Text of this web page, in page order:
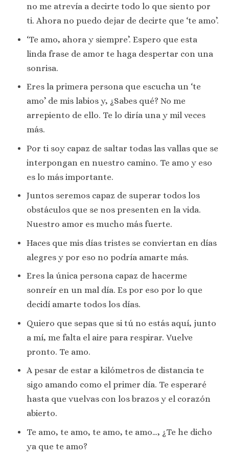
no me atrevía a decirte todo lo que siento por
ti. Ahora no puedo dejar de decirte que ‘te amo’.
‘Te amo, ahora y siempre’. Espero que esta
linda frase de amor te haga despertar con una
sonrisa.
Eres la primera persona que escucha un ‘te
amo’ de mis labios y, ¿Sabes qué? No me
arrepiento de ello. Te lo diría una y mil veces
más.
Por ti soy capaz de saltar todas las vallas que se
interpongan en nuestro camino. Te amo y eso
es lo más importante.
Juntos seremos capaz de superar todos los
obstáculos que se nos presenten en la vida.
Nuestro amor es mucho más fuerte.
Haces que mis días tristes se conviertan en días
alegres y por eso no podría amarte más.
Eres la única persona capaz de hacerme
sonreír en un mal día. Es por eso por lo que
decidí amarte todos los días.
Quiero que sepas que si tú no estás aquí, junto
a mí, me falta el aire para respirar. Vuelve
pronto. Te amo.
A pesar de estar a kilómetros de distancia te
sigo amando como el primer día. Te esperaré
hasta que vuelvas con los brazos y el corazón
abierto.
Te amo, te amo, te amo, te amo…, ¿Te he dicho
ya que te amo?